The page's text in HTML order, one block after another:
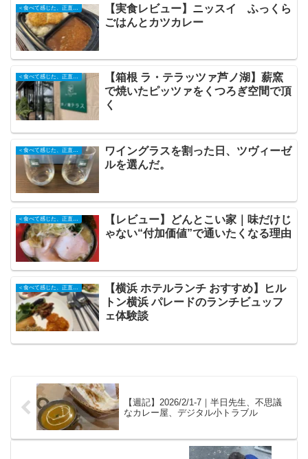
＜食べて感じた、正直な記録＞
【実食レビュー】ニッスイ ふっくら
ごはんとカツカレー
＜食べて感じた、正直な記録＞
【箱根 ラ・テラッツァ芦ノ湖】薪窯
で焼いたピッツァをくつろぎ空間で頂
く
ワイングラスを割った日、ツヴィーゼ
ルを選んだ。
＜食べて感じた、正直な記録＞
【レビュー】どんとこい家｜味だけじ
ゃない“付加価値”で通いたくなる理由
＜食べて感じた、正直な記録＞
【横浜 ホテルランチ おすすめ】ヒル
トン横浜 パレードのランチビュッフ
ェ体験談
【週記】2026/2/1-7｜半日先生、不思議
なカレー屋、デジタル小トラブル